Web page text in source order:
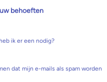
behoeften
ik er een nodig?
dat mijn e-mails als spam worden